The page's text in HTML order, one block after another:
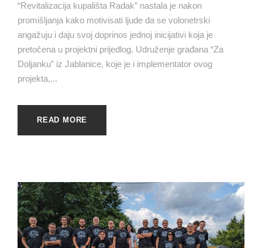
“Revitalizacija kupališta Radak” nastala je nakon
promišljanja kako motivisati ljude da se volonetrski
angažuju i daju svoj doprinos jednoj inicijativi koja je
pretočena u projektni prijedlog. Udruženje građana “Za
Doljanku” iz Jablanice, koje je i implementator ovog
projekta,...
READ MORE